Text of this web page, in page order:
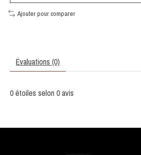
Ajouter pour comparer
Évaluations (0)
0étoiles selon 0avis